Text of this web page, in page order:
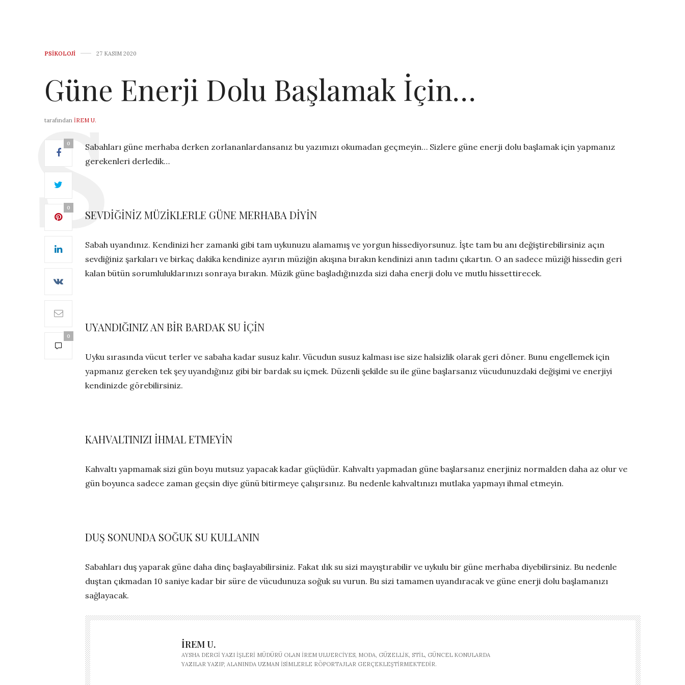
PSIKOLOJI 27 KASIM 2020
Güne Enerji Dolu Başlamak İçin…
tarafından İREM U.
0
0
0
Sabahları güne merhaba derken zorlananlardansanız bu yazımızı okumadan geçmeyin… Sizlere güne enerji dolu başlamak için yapmanız
gerekenleri derledik…
SEVDİĞİNİZ MÜZİKLERLE GÜNE MERHABA DİYİN
Sabah uyandınız. Kendinizi her zamanki gibi tam uykunuzu alamamış ve yorgun hissediyorsunuz. İşte tam bu anı değiştirebilirsiniz açın
sevdiğiniz şarkıları ve birkaç dakika kendinize ayırın müziğin akışına bırakın kendinizi anın tadını çıkartın. O an sadece müziği hissedin geri
kalan bütün sorumluluklarınızı sonraya bırakın. Müzik güne başladığınızda sizi daha enerji dolu ve mutlu hissettirecek.
UYANDIĞINIZ AN BİR BARDAK SU İÇİN
Uyku sırasında vücut terler ve sabaha kadar susuz kalır. Vücudun susuz kalması ise size halsizlik olarak geri döner. Bunu engellemek için
yapmanız gereken tek şey uyandığınız gibi bir bardak su içmek. Düzenli şekilde su ile güne başlarsanız vücudunuzdaki değişimi ve enerjiyi
kendinizde görebilirsiniz.
KAHVALTINIZI İHMAL ETMEYİN
Kahvaltı yapmamak sizi gün boyu mutsuz yapacak kadar güçlüdür. Kahvaltı yapmadan güne başlarsanız enerjiniz normalden daha az olur ve
gün boyunca sadece zaman geçsin diye günü bitirmeye çalışırsınız. Bu nedenle kahvaltınızı mutlaka yapmayı ihmal etmeyin.
DUŞ SONUNDA SOĞUK SU KULLANIN
Sabahları duş yaparak güne daha dinç başlayabilirsiniz. Fakat ılık su sizi mayıştırabilir ve uykulu bir güne merhaba diyebilirsiniz. Bu nedenle
duştan çıkmadan 10 saniye kadar bir süre de vücudunuza soğuk su vurun. Bu sizi tamamen uyandıracak ve güne enerji dolu başlamanızı
sağlayacak.
İREM U.
AYSHA DERGI YAZI İŞLERI MÜDÜRÜ OLAN İREM ULUERCIYES, MODA, GÜZELLIK, STIL, GÜNCEL KONULARDA
YAZILAR YAZIP, ALANINDA UZMAN ISIMLERLE RÖPORTAJLAR GERÇEKLEŞTIRMEKTEDIR.